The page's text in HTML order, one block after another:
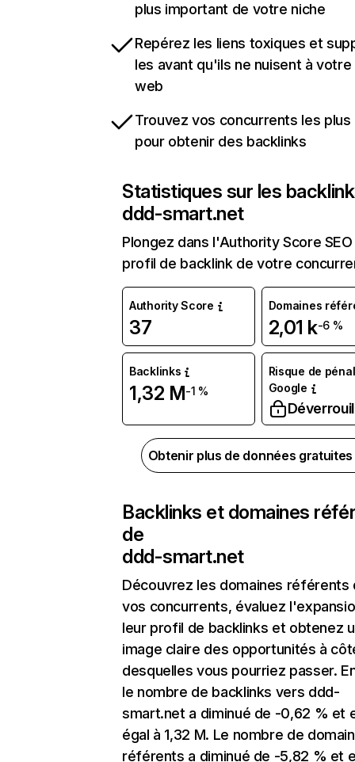
plus important de votre niche
Repérez les liens toxiques et
les avant qu'ils ne nuisent à
web
Trouvez vos concurrents les
pour obtenir des backlinks
Statistiques sur les
ddd-smart.net
Plongez dans l'Authority Score
profil de backlink de votre
Authority Score
37
Domaines
2,01 k-6 %
Backlinks
1,32 M-1 %
Risque de
Google
Obtenir plus de données
Backlinks et domaines
de
ddd-smart.net
Découvrez les domaines référents
vos concurrents, évaluez
leur profil de backlinks et obtenez
image claire des opportunités à
desquelles vous pourriez passer.
le nombre de backlinks vers ddd-
smart.net a diminué de -0,62 % et
égal à 1,32 M. Le nombre de
référents a diminué de -5,82 % et